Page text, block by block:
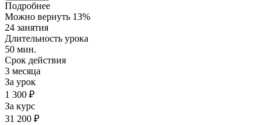
Подробнее
Можно вернуть 13%
24 занятия
Длительность урока
50 мин.
Срок действия
3 месяца
За урок
1 300 ₽
За курс
31 200 ₽